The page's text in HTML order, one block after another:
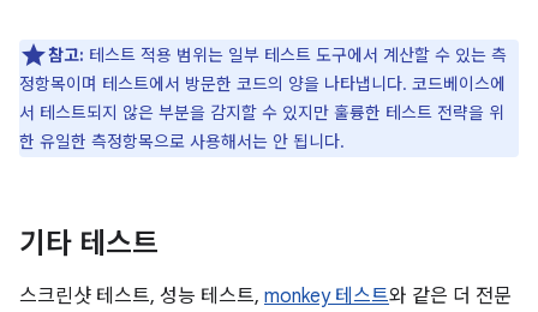
참고: 테스트 적용 범위는 일부 테스트 도구에서 계산할 수 있는 측
정항목이며 테스트에서 방문한 코드의 양을 나타냅니다. 코드베이스에
서 테스트되지 않은 부분을 감지할 수 있지만 훌륭한 테스트 전략을 위
한 유일한 측정항목으로 사용해서는 안 됩니다.
기타 테스트
스크린샷 테스트, 성능 테스트, monkey 테스트와 같은 더 전문